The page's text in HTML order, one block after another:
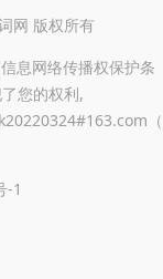
网 版权所有
息网络传播权保护条
您的权利,
-1